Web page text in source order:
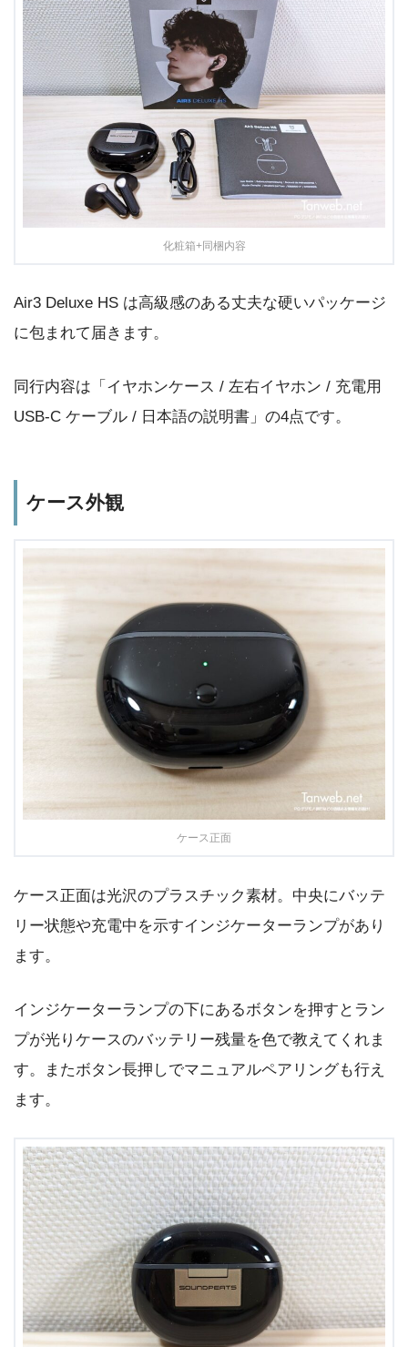
化粧箱+同梱内容
Air3 Deluxe HS は高級感のある丈夫な硬いパッケージ
に包まれて届きます。
同行内容は「イヤホンケース / 左右イヤホン / 充電用
USB-C ケーブル / 日本語の説明書」の4点です。
ケース外観
ケース正面
ケース正面は光沢のプラスチック素材。中央にバッテ
リー状態や充電中を示すインジケーターランプがあり
ます。
インジケーターランプの下にあるボタンを押すとラン
プが光りケースのバッテリー残量を色で教えてくれま
す。またボタン長押しでマニュアルペアリングも行え
ます。